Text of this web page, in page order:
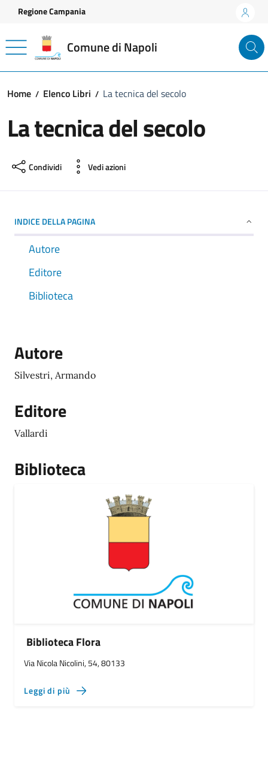
Vai ai contenuti
Vai al footer
Regione Campania
Comune di Napoli
Home Elenco Libri La tecnica del secolo
La tecnica del secolo
Condividi Vedi azioni
INDICE DELLA PAGINA
Autore
Editore
Biblioteca
Autore
Silvestri, Armando
Editore
Vallardi
Biblioteca
Biblioteca Flora
Via Nicola Nicolini, 54, 80133
Leggi di più